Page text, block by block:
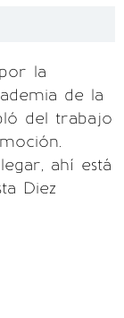
la
de la
del trabajo
ahí está
Diez